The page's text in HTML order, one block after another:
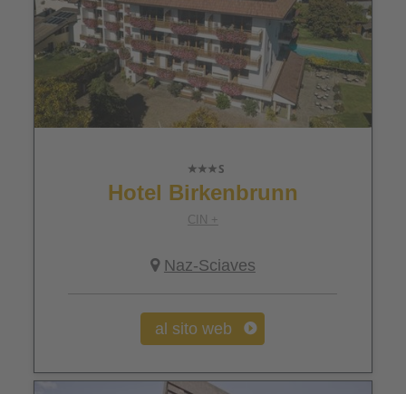
Hotel Birkenbrunn
CIN +
Naz-Sciaves
al sito web